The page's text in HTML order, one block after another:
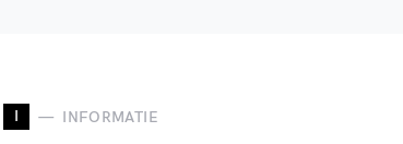
I INFORMATIE